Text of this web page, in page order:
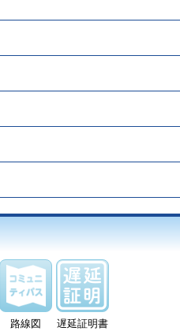
路線図 遅延証明書